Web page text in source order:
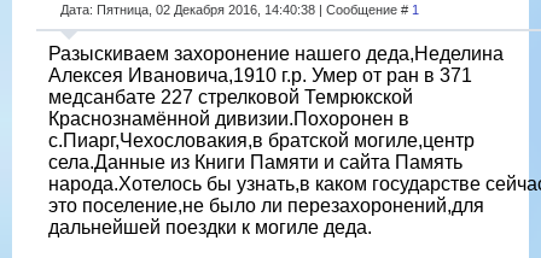
Дата: Пятница, 02 Декабря 2016, 14:40:38 | Сообщение # 1
Разыскиваем захоронение нашего деда,Неделина
Алексея Ивановича,1910 г.р. Умер от ран в 371
медсанбате 227 стрелковой Темрюкской
Краснознамённой дивизии.Похоронен в
с.Пиарг,Чехословакия,в братской могиле,центр
села.Данные из Книги Памяти и сайта Память
народа.Хотелось бы узнать,в каком государстве
это поселение,не было ли перезахоронений,для
дальнейшей поездки к могиле деда.